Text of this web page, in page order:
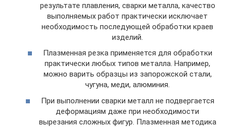
результате плавления, сварки металла, качество
выполняемых работ практически исключает
необходимость последующей обработки краев
изделий.
Плазменная резка применяется для обработки
практически любых типов металла. Например,
можно варить образцы из запорожской стали,
чугуна, меди, алюминия.
При выполнении сварки металл не подвергается
деформациям даже при необходимости
вырезания сложных фигур. Плазменная методика